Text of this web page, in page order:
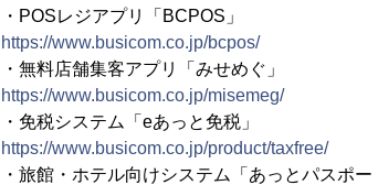
・POSレジアプリ「BCPOS」
https://www.busicom.co.jp/bcpos/
・無料店舗集客アプリ「みせめぐ」
https://www.busicom.co.jp/misemeg/
・免税システム「eあっと免税」
https://www.busicom.co.jp/product/taxfree/
・旅館・ホテル向けシステム「あっとパスポー